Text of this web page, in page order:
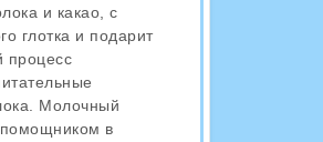
и какао, с
глотка и подарит
процесс
Молочный
в